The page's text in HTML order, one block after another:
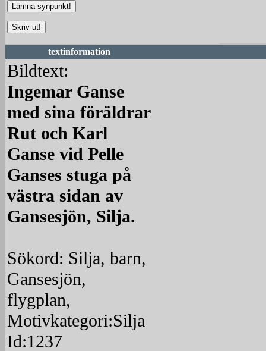
textinformation
Bildtext:
Ingemar Ganse
med sina föräldrar
Rut och Karl
Ganse vid Pelle
Ganses stuga på
västra sidan av
Gansesjön, Silja.
Sökord: Silja, barn,
Gansesjön,
flygplan,
Motivkategori:Silja
Id:1237